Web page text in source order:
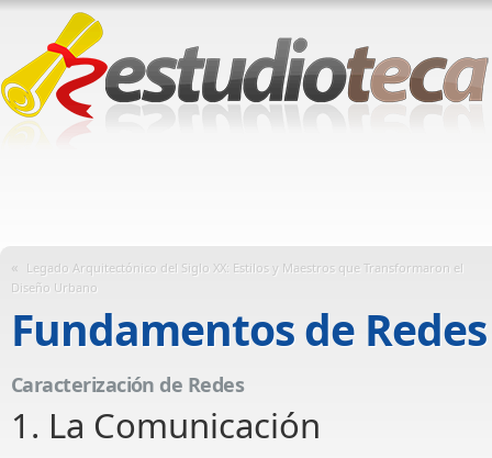
« Legado Arquitectónico del Siglo XX: Estilos y Maestros que Transformaron el
Diseño Urbano
Fundamentos de
Caracterización de Redes
1. La Comunicación